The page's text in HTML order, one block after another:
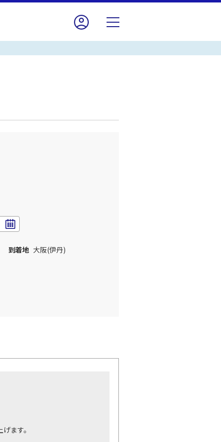
到着地 大阪(伊丹)
ます。